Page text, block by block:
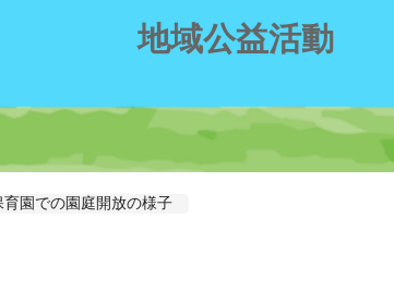
地域公益活動
園での園庭開放の様子